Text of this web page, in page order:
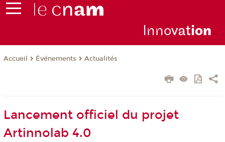
Innovation
Accueil Événements Actualités
Lancement officiel du projet
Artinnolab 4.0